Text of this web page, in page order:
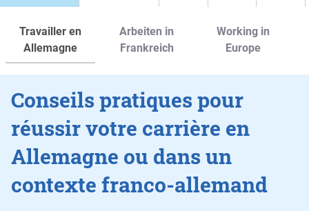
Travailler en
Allemagne
Arbeiten in
Frankreich
Working in
Europe
Conseils pratiques pour
réussir votre carrière en
Allemagne ou dans un
contexte franco-allemand